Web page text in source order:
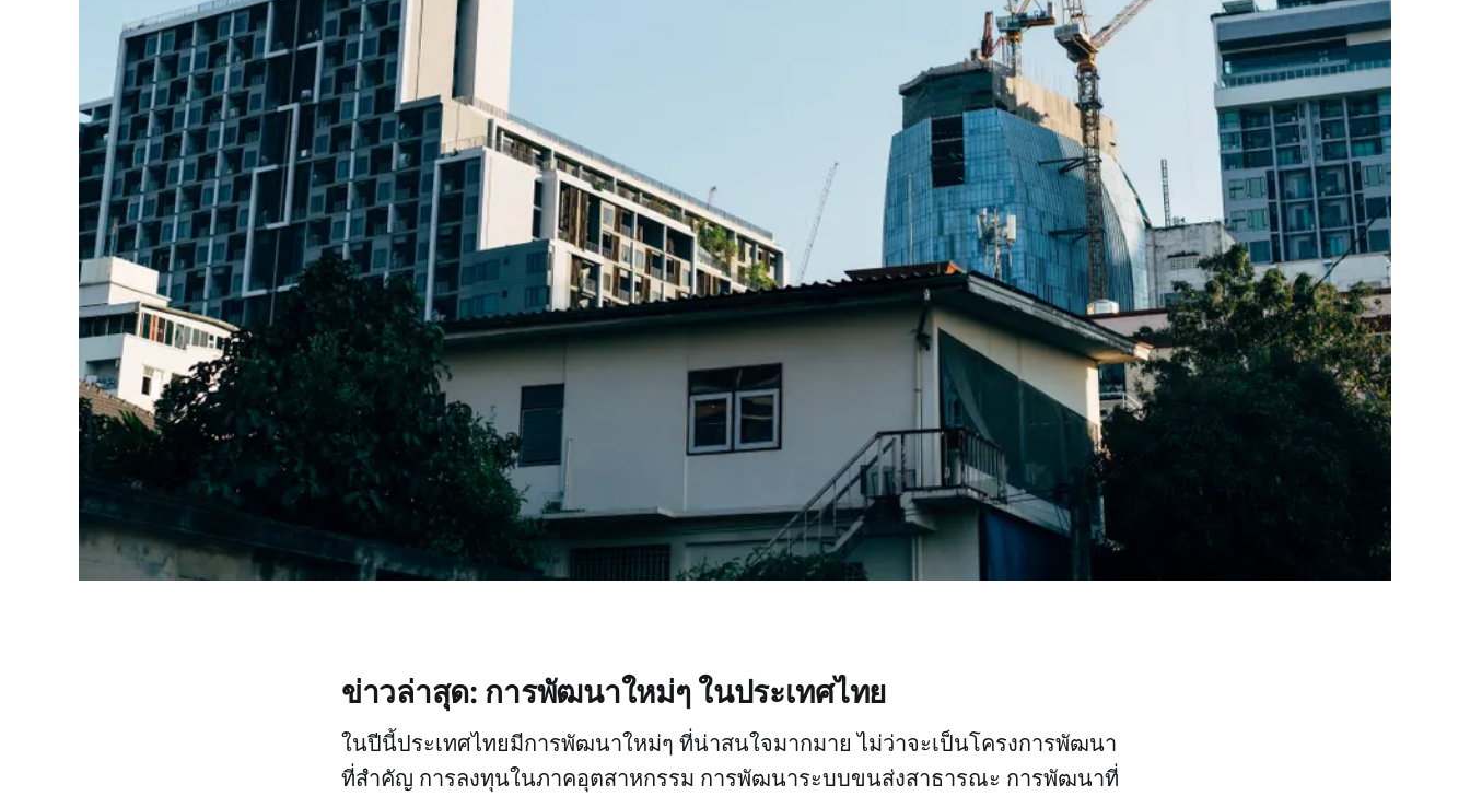
ข่าวล่าสุด: การพัฒนาใหม่ๆ ในประเทศไทย
ในปีนี้ประเทศไทยมีการพัฒนาใหม่ๆ ที่น่าสนใจมากมาย ไม่ว่าจะเป็นโครงการพัฒนา
ที่สำคัญ การลงทุนในภาคอุตสาหกรรม การพัฒนาระบบขนส่งสาธารณะ การพัฒนาที่